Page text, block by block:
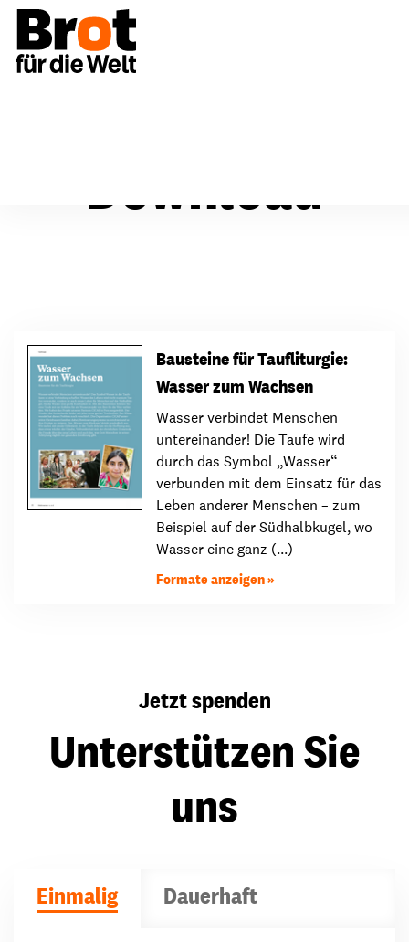
Download
Bausteine für Taufliturgie:
Wasser zum Wachsen
Wasser verbindet Menschen
untereinander! Die Taufe wird
durch das Symbol „Wasser“
verbunden mit dem Einsatz für das
Leben anderer Menschen – zum
Beispiel auf der Südhalbkugel, wo
Wasser eine ganz (...)
Formate anzeigen
Jetzt spenden
Unterstützen Sie
uns
Einmalig Dauerhaft